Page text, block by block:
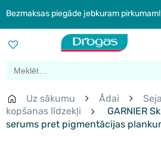
Bezmaksas piegāde jebkuram pirkumam!
Uz sākumu Ādai
kopšanas līdzekļi
GARNIER
serums pret pigmentācijas